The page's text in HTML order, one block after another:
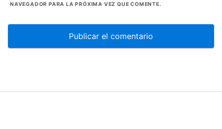
NAVEGADOR PARA LA PRÓXIMA VEZ QUE COMENTE.